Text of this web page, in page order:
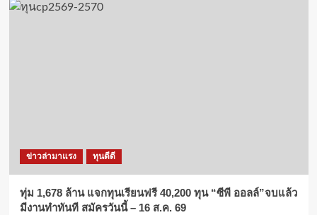
ข่าวล่ามาแรง ทุนดีดี
ทุ่ม 1,678 ล้าน แจกทุนเรียนฟรี 40,200 ทุน “ซีพี ออลล์”จบแล้ว
มีงานทำทันที สมัครวันนี้ – 16 ส.ค. 69